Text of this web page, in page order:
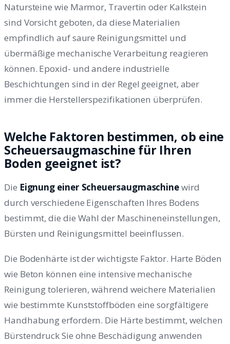
Natursteine wie Marmor, Travertin oder Kalkstein
sind Vorsicht geboten, da diese Materialien
empfindlich auf saure Reinigungsmittel und
übermäßige mechanische Verarbeitung reagieren
können. Epoxid- und andere industrielle
Beschichtungen sind in der Regel geeignet, aber
immer die Herstellerspezifikationen überprüfen.
Welche Faktoren bestimmen, ob eine
Scheuersaugmaschine für Ihren
Boden geeignet ist?
Die Eignung einer Scheuersaugmaschinewird
durch verschiedene Eigenschaften Ihres Bodens
bestimmt, die die Wahl der Maschineneinstellungen,
Bürsten und Reinigungsmittel beeinflussen.
Die Bodenhärte ist der wichtigste Faktor. Harte Böden
wie Beton können eine intensive mechanische
Reinigung tolerieren, während weichere Materialien
wie bestimmte Kunststoffböden eine sorgfältigere
Handhabung erfordern. Die Härte bestimmt, welchen
Bürstendruck Sie ohne Beschädigung anwenden